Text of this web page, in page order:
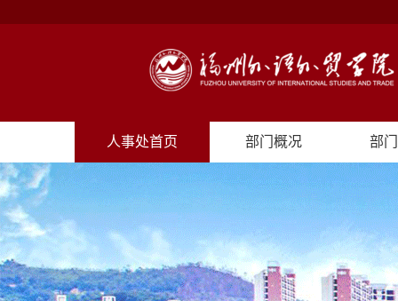
人事处首页 部门概况 部